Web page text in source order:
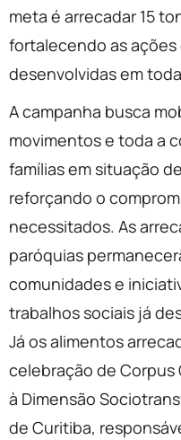
meta é arrecadar 15
fortalecendo as
desenvolvidas em
A campanha busca
movimentos e toda a
famílias em situação
reforçando o
necessitados. As
paróquias
comunidades e
trabalhos sociais já
Já os alimentos
celebração de
à Dimensão
de Curitiba,